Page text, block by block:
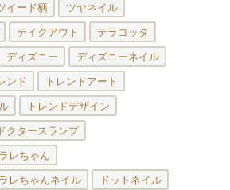
イード柄 ツヤネイル
テイクアウト テラコッタ
ディズニー ディズニーネイル
ンド トレンドアート
トレンドデザイン
ドクタースランプ
レちゃん
レちゃんネイル ドットネイル